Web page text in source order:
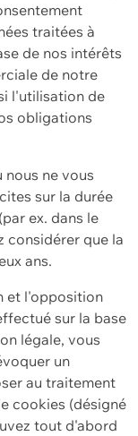
traitées à
de nos intérêts
de notre
l'utilisation de
obligations
nous ne vous
sur la durée
ex. dans le
considérer que la
ans.
et l'opposition
sur la base
légale, vous
un
au traitement
cookies (désigné
tout d'abord